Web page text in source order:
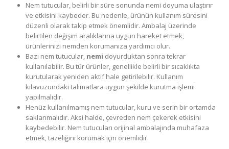
Nem tutucular, belirli bir süre sonunda nemi doyuma ulaştırır
ve etkisini kaybeder. Bu nedenle, ürünün kullanım süresini
düzenli olarak takip etmek önemlidir. Ambalaj üzerinde
belirtilen değişim aralıklarına uygun hareket etmek,
ürünlerinizi nemden korumanıza yardımcı olur.
Bazı nem tutucular, nemi doyurduktan sonra tekrar
kullanılabilir. Bu tür ürünler, genellikle belirli bir sıcaklıkta
kurutularak yeniden aktif hale getirilebilir. Kullanım
kılavuzundaki talimatlara uygun şekilde kurutma işlemi
yapılmalıdır.
Henüz kullanılmamış nem tutucular, kuru ve serin bir ortamda
saklanmalıdır. Aksi halde, çevreden nem çekerek etkisini
kaybedebilir. Nem tutucuları orijinal ambalajında muhafaza
etmek, tazeliğini korumak için önemlidir.